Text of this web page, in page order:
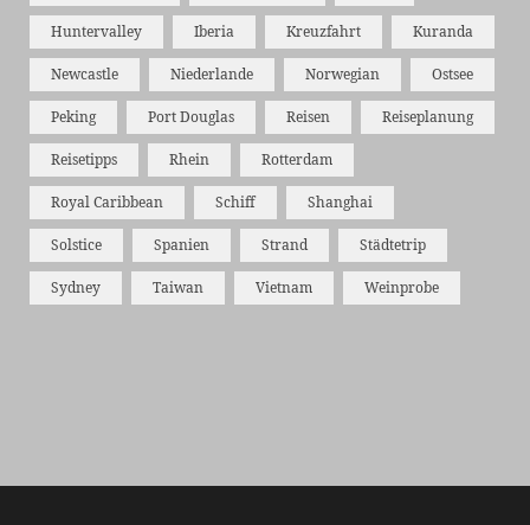
Huntervalley Iberia Kreuzfahrt Kuranda
Newcastle Niederlande Norwegian Ostsee
Peking Port Douglas Reisen Reiseplanung
Reisetipps Rhein Rotterdam
Royal Caribbean Schiff Shanghai
Solstice Spanien Strand Städtetrip
Sydney Taiwan Vietnam Weinprobe